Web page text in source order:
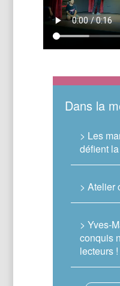
Dans la
> Les
défient
> Atelier
> Yves-
conquis
lecteurs !